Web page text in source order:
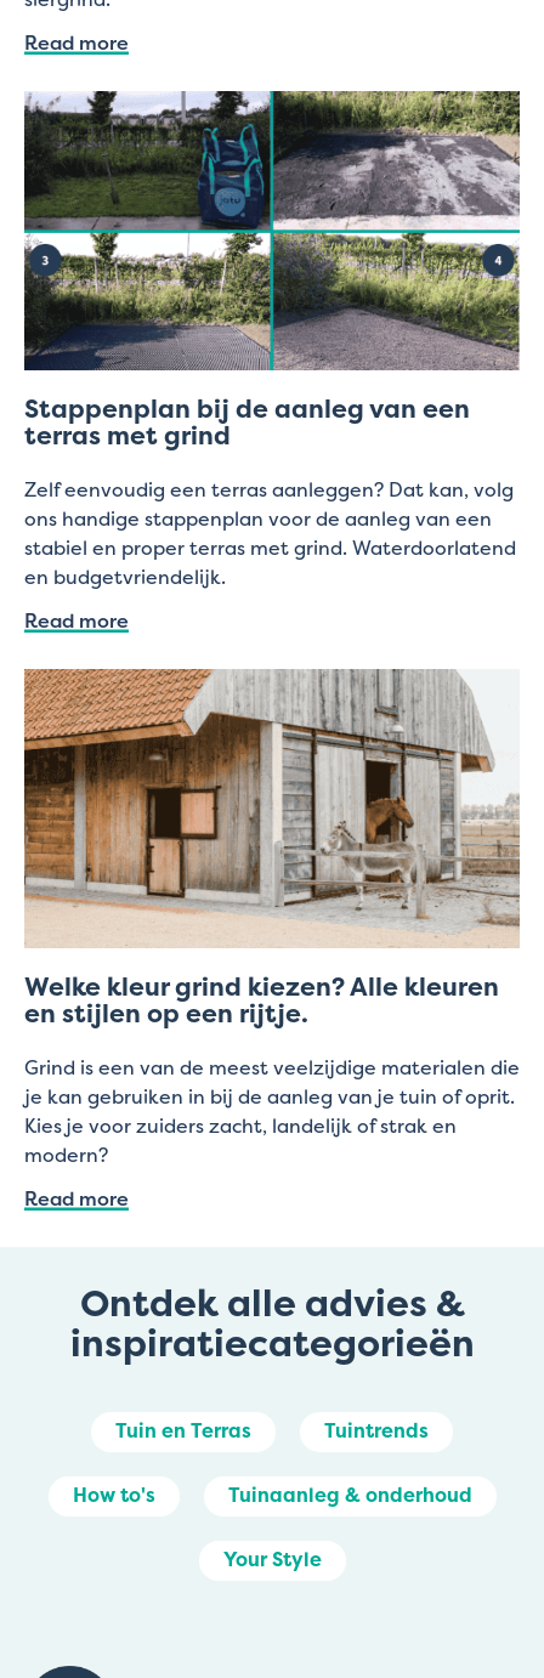
Read more
Stappenplan bij de aanleg van een
terras met grind
Zelf eenvoudig een terras aanleggen? Dat kan, volg
ons handige stappenplan voor de aanleg van een
stabiel en proper terras met grind. Waterdoorlatend
en budgetvriendelijk.
Read more
Welke kleur grind kiezen? Alle kleuren
en stijlen op een rijtje.
Grind is een van de meest veelzijdige materialen die
je kan gebruiken in bij de aanleg van je tuin of oprit.
Kies je voor zuiders zacht, landelijk of strak en
modern?
Read more
Ontdek alle advies &
inspiratiecategorieën
Tuin en Terras Tuintrends
How to's Tuinaanleg & onderhoud
Your Style